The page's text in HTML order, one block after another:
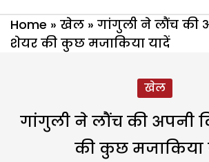
Home » खेल » गांगुली ने लौंच की
शेयर की कुछ मजाकिया यादें
खेल
गांगुली ने लौंच की अपनी
की कुछ मजाकिया